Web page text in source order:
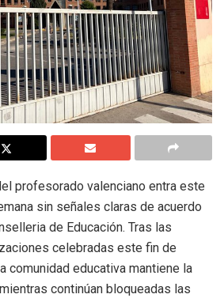
profesorado valenciano entra este
sin señales claras de acuerdo
de Educación. Tras las
celebradas este fin de
comunidad educativa mantiene la
continúan bloqueadas las